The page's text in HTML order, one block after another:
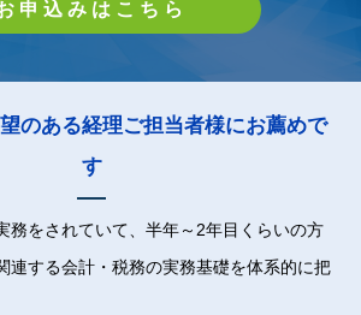
申込みはこちら
のある経理ご担当者様にお薦めで
す
務をされていて、半年～2年目くらいの方
連する会計・税務の実務基礎を体系的に把